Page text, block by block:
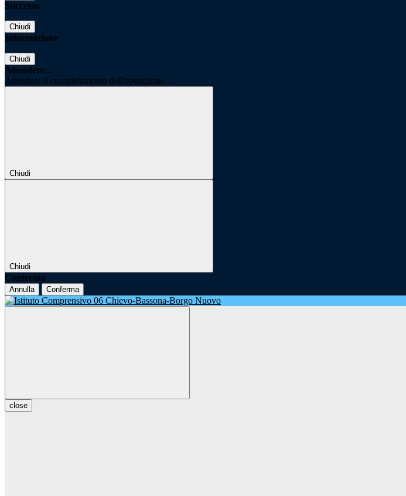
Successo
Chiudi
Informazione
Chiudi
Attendere...
Attendere il completamento dell'operazione...
Chiudi
Chiudi
Conferma
Annulla Conferma
close